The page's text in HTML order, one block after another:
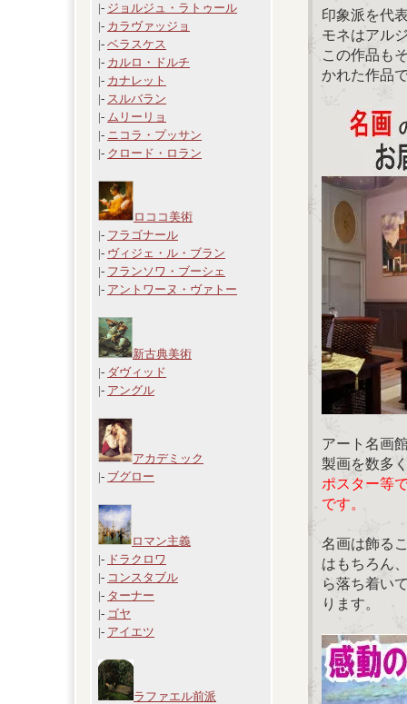
|- ジョルジュ・ラトゥール
|- カラヴァッジョ
|- ベラスケス
|- カルロ・ドルチ
|- カナレット
|- スルバラン
|- ムリーリョ
|- ニコラ・プッサン
|- クロード・ロラン
ロココ美術
|- フラゴナール
|- ヴィジェ・ル・ブラン
|- フランソワ・ブーシェ
|- アントワーヌ・ヴァトー
新古典美術
|- ダヴィッド
|- アングル
アカデミック
|- ブグロー
ロマン主義
|- ドラクロワ
|- コンスタブル
|- ターナー
|- ゴヤ
|- アイエツ
ラファエル前派
印象派を代
モネはアル
この作品も
かれた作品
アート名画
製画を数多
ポスター等
です。
名画は飾る
はもちろん
ら落ち着い
ります。